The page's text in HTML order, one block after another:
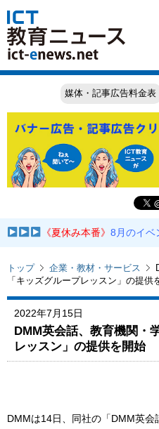
媒体・記事広告料金表
《夏休み本番》8月のイベ
トップ 企業・教材・サービス
「キッズグループレッスン」の提供
2022年7月15日
DMM英会話、教育機関・
レッスン」の提供を開始
DMMは14日、同社の「DMM英